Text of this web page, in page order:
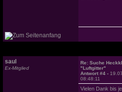
saul
Ex-Mitglied
Re: Suche
"Luftgitter"
Antwort #4 -
08:48:11
Vielen Dank bis